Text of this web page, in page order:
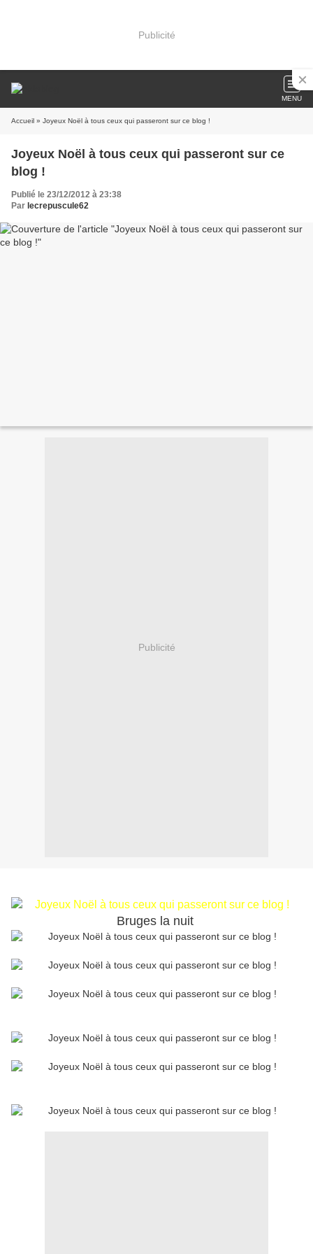
Publicité
MENU
Accueil » Joyeux Noël à tous ceux qui passeront sur ce blog !
Joyeux Noël à tous ceux qui passeront sur ce
blog !
Publié le 23/12/2012 à 23:38
Par lecrepuscule62
Publicité
Bruges la nuit